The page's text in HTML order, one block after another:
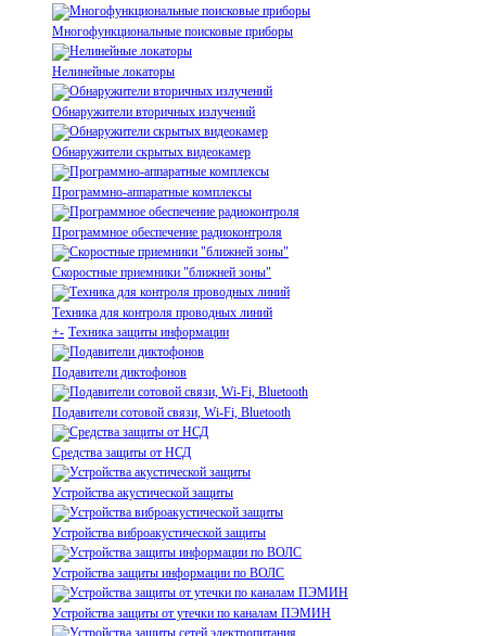
Многофункциональные поисковые приборы
Нелинейные локаторы
Обнаружители вторичных излучений
Обнаружители скрытых видеокамер
Программно-аппаратные комплексы
Программное обеспечение радиоконтроля
Скоростные приемники "ближней зоны"
Техника для контроля проводных линий
+- Техника защиты информации
Подавители диктофонов
Подавители сотовой связи, Wi-Fi, Bluetooth
Средства защиты от НСД
Устройства акустической защиты
Устройства виброакустической защиты
Устройства защиты информации по ВОЛС
Устройства защиты от утечки по каналам ПЭМИН